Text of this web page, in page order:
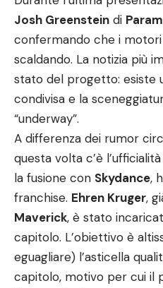
Josh Greenstein di
confermando che i
scaldando. La notizia più
stato del progetto: esiste
condivisa e la
“underway”.
A differenza dei rumor
questa volta c’è
la fusione con Skydance,
franchise. Ehren Kruger,
Maverick, è stato
capitolo. L’obiettivo è
eguagliare) l’asticella
capitolo, motivo per cui il